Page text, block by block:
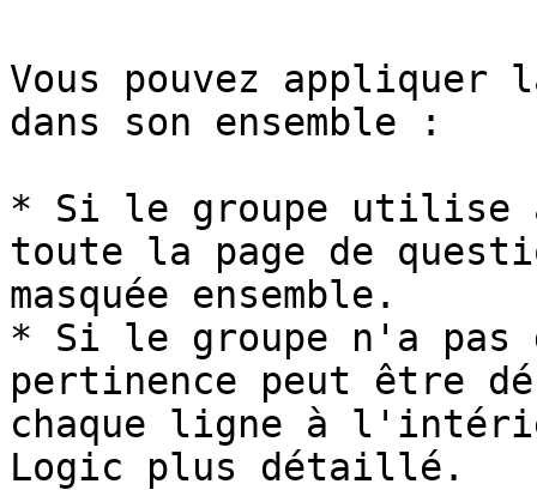
Vous pouvez appliquer
dans son ensemble :
* Si le groupe utilise
toute la page de
masquée ensemble.
* Si le groupe n'a pas
pertinence peut être
chaque ligne à
Logic plus détaillé.